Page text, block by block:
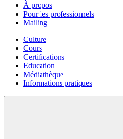
À propos
Pour les professionnels
Mailing
Culture
Cours
Certifications
Education
Médiathèque
Informations pratiques